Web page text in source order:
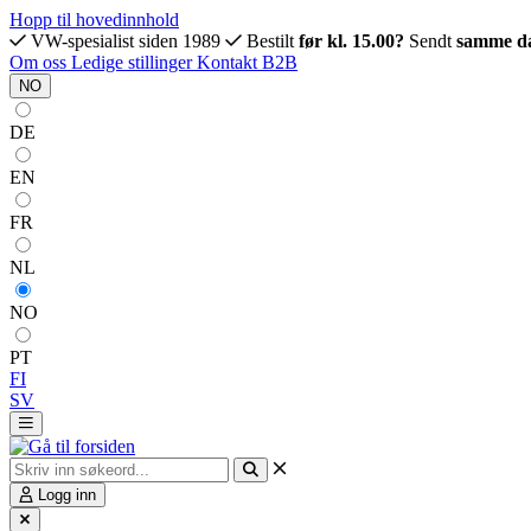
Hopp til hovedinnhold
VW-spesialist siden 1989
Bestilt før kl. 15.00? Sendt samme
Om oss Ledige stillingerKontakt B2B
NO
DE
EN
FR
NL
NO
PT
FI
SV
Logg inn